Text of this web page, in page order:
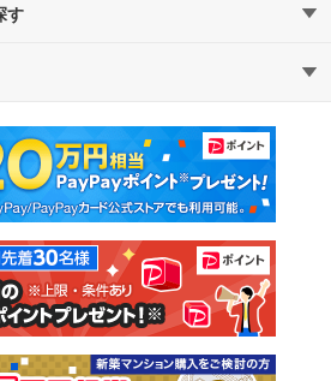
す
中古マンション
中古一戸建て
土地
教えて！住まいの先生